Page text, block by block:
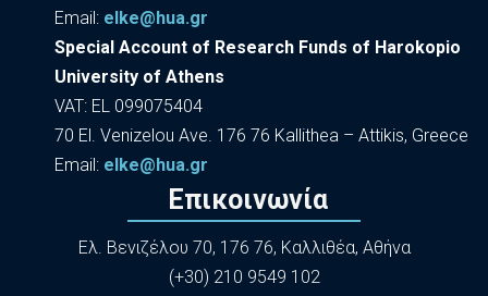
Εmail: elke@hua.gr
Special Account of Research Funds of Harokopio
University of Athens
VAT: EL 099075404
70 El. Venizelou Ave. 176 76 Kallithea – Attikis, Greece
Εmail: elke@hua.gr
Επικοινωνία
Ελ. Βενιζέλου 70, 176 76, Καλλιθέα, Αθήνα
(+30) 210 9549 102